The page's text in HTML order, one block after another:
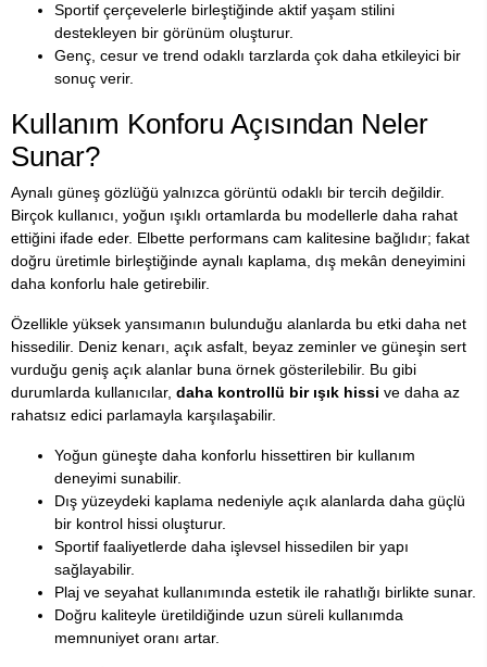
Sportif çerçevelerle birleştiğinde aktif yaşam stilini
destekleyen bir görünüm oluşturur.
Genç, cesur ve trend odaklı tarzlarda çok daha etkileyici bir
sonuç verir.
Kullanım Konforu Açısından Neler
Sunar?
Aynalı güneş gözlüğü yalnızca görüntü odaklı bir tercih değildir.
Birçok kullanıcı, yoğun ışıklı ortamlarda bu modellerle daha rahat
ettiğini ifade eder. Elbette performans cam kalitesine bağlıdır; fakat
doğru üretimle birleştiğinde aynalı kaplama, dış mekân deneyimini
daha konforlu hale getirebilir.
Özellikle yüksek yansımanın bulunduğu alanlarda bu etki daha net
hissedilir. Deniz kenarı, açık asfalt, beyaz zeminler ve güneşin sert
vurduğu geniş açık alanlar buna örnek gösterilebilir. Bu gibi
durumlarda kullanıcılar, daha kontrollü bir ışık hissi ve daha az
rahatsız edici parlamayla karşılaşabilir.
Yoğun güneşte daha konforlu hissettiren bir kullanım
deneyimi sunabilir.
Dış yüzeydeki kaplama nedeniyle açık alanlarda daha güçlü
bir kontrol hissi oluşturur.
Sportif faaliyetlerde daha işlevsel hissedilen bir yapı
sağlayabilir.
Plaj ve seyahat kullanımında estetik ile rahatlığı birlikte sunar.
Doğru kaliteyle üretildiğinde uzun süreli kullanımda
memnuniyet oranı artar.